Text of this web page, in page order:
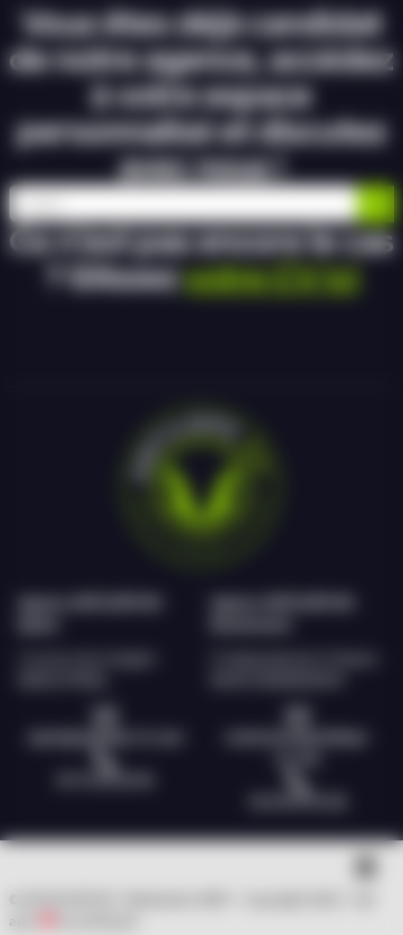
Vous êtes déjà candidat
de notre agence, accédez
à votre espace
personnalisé et discutez
avec nous !
Ce n’est pas encore le cas
? Glissezvotre CV ici
© ANTILOPE RH | Réalisation WSP – Copyright 2023 – fait
avec